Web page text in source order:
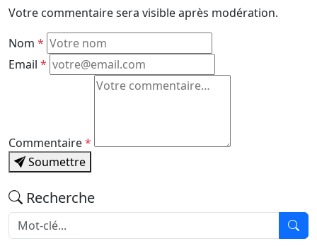
Votre commentaire sera visible après modération.
Nom *
Email *
Commentaire*
Soumettre
Recherche